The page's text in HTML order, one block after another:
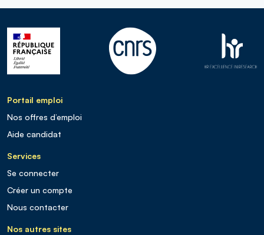
Portail emploi
Nos offres d’emploi
Aide candidat
Services
Se connecter
Créer un compte
Nous contacter
Nos autres sites